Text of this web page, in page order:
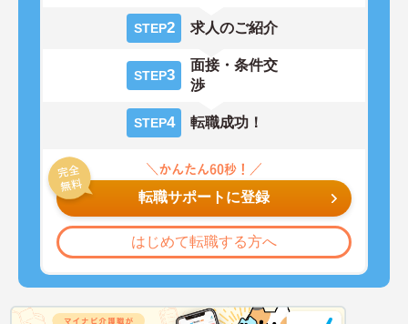
STEP2 求人のご紹介
STEP3
面接・条件交
渉
STEP4 転職成功！
転職サポートに登録
はじめて転職する方へ